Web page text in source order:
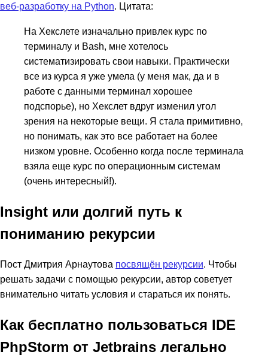
веб-разработку на Python. Цитата:
На Хекслете изначально привлек курс по
терминалу и Bash, мне хотелось
систематизировать свои навыки. Практически
все из курса я уже умела (у меня мак, да и в
работе с данными терминал хорошее
подспорье), но Хекслет вдруг изменил угол
зрения на некоторые вещи. Я стала примитивно,
но понимать, как это все работает на более
низком уровне. Особенно когда после терминала
взяла еще курс по операционным системам
(очень интересный!).
Insight или долгий путь к
пониманию рекурсии
Пост Дмитрия Арнаутова посвящён рекурсии. Чтобы
решать задачи с помощью рекурсии, автор советует
внимательно читать условия и стараться их понять.
Как бесплатно пользоваться IDE
PhpStorm от Jetbrains легально